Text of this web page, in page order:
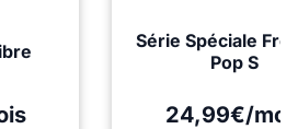
Série Spéciale
Pop S
24,99€/